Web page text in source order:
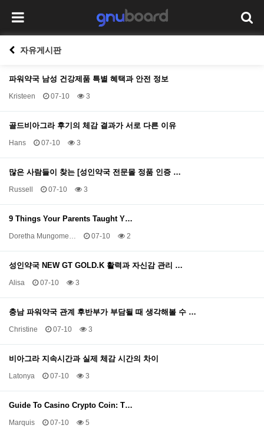
자유게시판
파워약국 남성 건강제품 특별 혜택과 안전 정보
Kristeen 07-10 3
골드비아그라 후기의 체감 결과가 서로 다른 이유
Hans 07-10 3
많은 사람들이 찾는 [성인약국 전문몰 정품 인증 …
Russell 07-10 3
9 Things Your Parents Taught Y…
Doretha Mungome… 07-10 2
성인약국 NEW GT GOLD.K 활력과 자신감 관리 …
Alisa 07-10 3
충남 파워약국 관계 후반부가 부담될 때 생각해볼 수 …
Christine 07-10 3
비아그라 지속시간과 실제 체감 시간의 차이
Latonya 07-10 3
Guide To Casino Crypto Coin: T…
Marquis 07-10 5